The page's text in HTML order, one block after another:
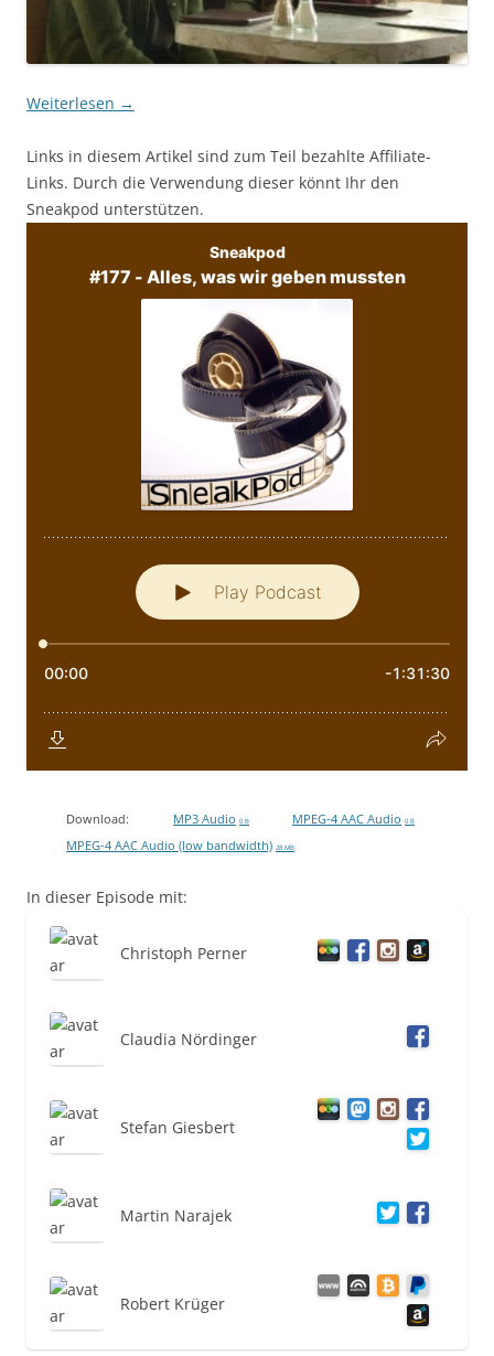
Weiterlesen →
Links in diesem Artikel sind zum Teil bezahlte Affiliate-
Links. Durch die Verwendung dieser könnt Ihr den
Sneakpod unterstützen.
Download: MP3 Audio 0 B MPEG-4 AAC Audio 0 B
MPEG-4 AAC Audio (low bandwidth) 28 MB
In dieser Episode mit:
Christoph Perner
Claudia Nördinger
Stefan Giesbert
Martin Narajek
Robert Krüger